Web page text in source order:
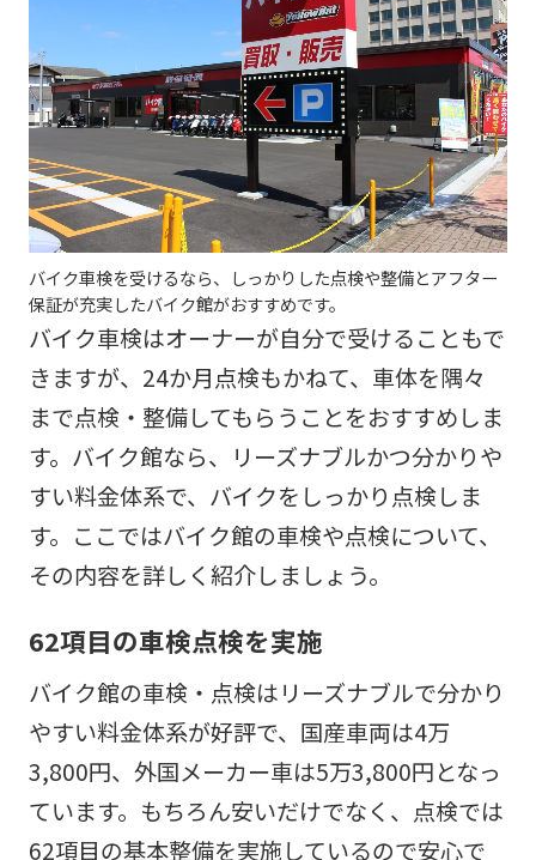
バイク車検を受けるなら、しっかりした点検や整備とアフター
保証が充実したバイク館がおすすめです。
バイク車検はオーナーが自分で受けることもで
きますが、24か月点検もかねて、車体を隅々
まで点検・整備してもらうことをおすすめしま
す。バイク館なら、リーズナブルかつ分かりや
すい料金体系で、バイクをしっかり点検しま
す。ここではバイク館の車検や点検について、
その内容を詳しく紹介しましょう。
62項目の車検点検を実施
バイク館の車検・点検はリーズナブルで分かり
やすい料金体系が好評で、国産車両は4万
3,800円、外国メーカー車は5万3,800円となっ
ています。もちろん安いだけでなく、点検では
62項目の基本整備を実施しているので安心で